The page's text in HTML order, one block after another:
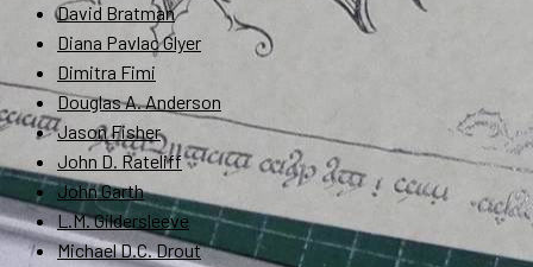
David Bratman
Diana Pavlac Glyer
Dimitra Fimi
Douglas A. Anderson
Jason Fisher
John D. Rateliff
John Garth
L.M. Gildersleeve
Michael D.C. Drout